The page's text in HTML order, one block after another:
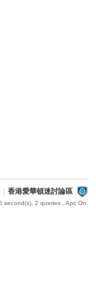
香港愛華頓迷討論區
second(s), 2 queries , Apc On.